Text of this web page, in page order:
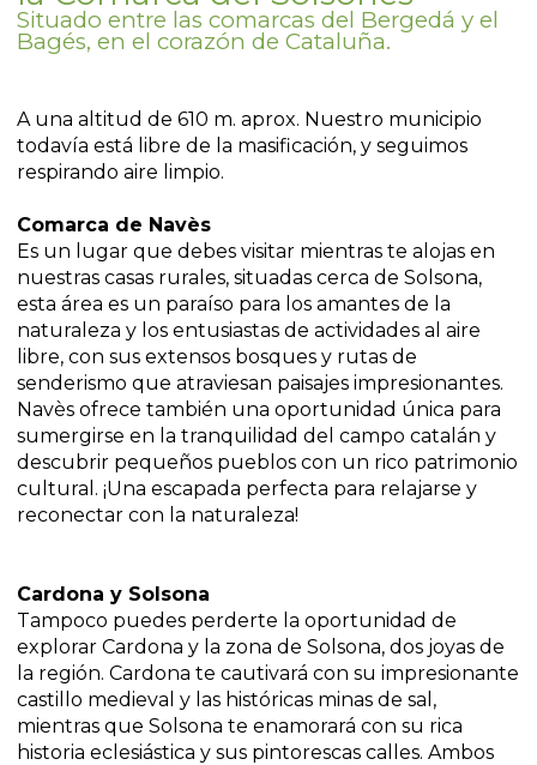
Situado entre las comarcas del Bergedá y el
Bagés, en el corazón de Cataluña.
A una altitud de 610 m. aprox. Nuestro municipio
todavía está libre de la masificación, y seguimos
respirando aire limpio.
Comarca de Navès
Es un lugar que debes visitar mientras te alojas en
nuestras casas rurales, situadas cerca de Solsona,
esta área es un paraíso para los amantes de la
naturaleza y los entusiastas de actividades al aire
libre, con sus extensos bosques y rutas de
senderismo que atraviesan paisajes impresionantes.
Navès ofrece también una oportunidad única para
sumergirse en la tranquilidad del campo catalán y
descubrir pequeños pueblos con un rico patrimonio
cultural. ¡Una escapada perfecta para relajarse y
reconectar con la naturaleza!
Cardona y Solsona
Tampoco puedes perderte la oportunidad de
explorar Cardona y la zona de Solsona, dos joyas de
la región. Cardona te cautivará con su impresionante
castillo medieval y las históricas minas de sal,
mientras que Solsona te enamorará con su rica
historia eclesiástica y sus pintorescas calles. Ambos